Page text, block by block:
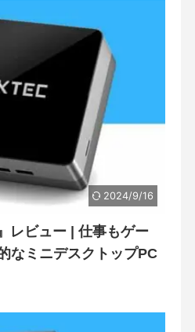
2024/9/16
レビュー | 仕事もゲー
なミニデスクトップPC